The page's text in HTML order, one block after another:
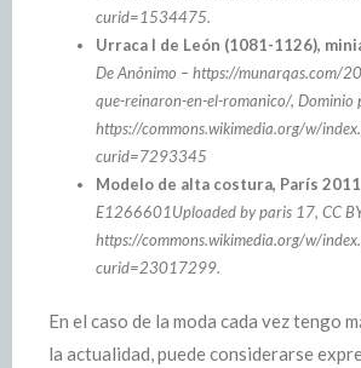
curid=1534475.
Urraca I de León (1081-1126),
De Anónimo – https://munarqas.com/
que-reinaron-en-el-romanico/, Dominio
https://commons.wikimedia.org/w/
curid=7293345
Modelo de alta costura, París
E1266601Uploaded by paris 17, CC
https://commons.wikimedia.org/w/
curid=23017299.
En el caso de la moda cada vez tengo
la actualidad, puede considerarse